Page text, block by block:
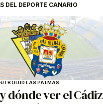
DEL DEPORTE CANARIO
UD LAS PALMAS
dónde ver el Cádiz